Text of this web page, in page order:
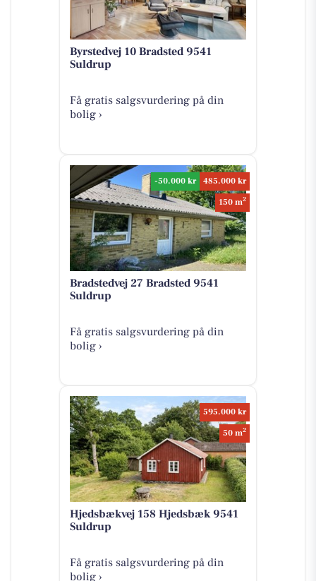
Byrstedvej 10 Bradsted 9541
Suldrup
Få gratis salgsvurdering på din
bolig ›
-50.000 kr
485.000 kr
150 m2
Bradstedvej 27 Bradsted 9541
Suldrup
Få gratis salgsvurdering på din
bolig ›
595.000 kr
50 m2
Hjedsbækvej 158 Hjedsbæk 9541
Suldrup
Få gratis salgsvurdering på din
bolig ›